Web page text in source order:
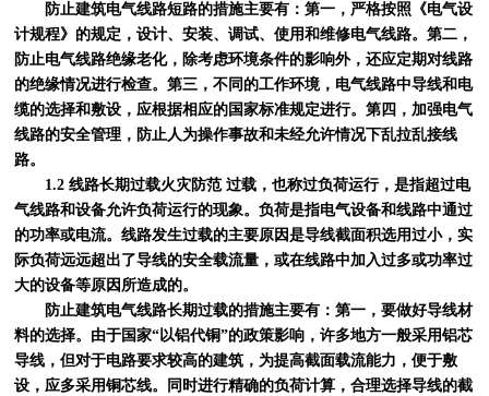
防止建筑电气线路短路的措施主要有：第一，严格按照《电气设
计规程》的规定，设计、安装、调试、使用和维修电气线路。第二，
防止电气线路绝缘老化，除考虑环境条件的影响外，还应定期对线路
的绝缘情况进行检查。第三，不同的工作环境，电气线路中导线和电
缆的选择和敷设，应根据相应的国家标准规定进行。第四，加强电气
线路的安全管理，防止人为操作事故和未经允许情况下乱拉乱接线
路。
1.2 线路长期过载火灾防范 过载，也称过负荷运行，是指超过电
气线路和设备允许负荷运行的现象。负荷是指电气设备和线路中通过
的功率或电流。线路发生过载的主要原因是导线截面积选用过小，实
际负荷远远超出了导线的安全载流量，或在线路中加入过多或功率过
大的设备等原因所造成的。
防止建筑电气线路长期过载的措施主要有：第一，要做好导线材
料的选择。由于国家“以铝代铜”的政策影响，许多地方一般采用铝芯
导线，但对于电路要求较高的建筑，为提高截面载流能力，便于敷
设，应多采用铜芯线。同时进行精确的负荷计算，合理选择导线的截